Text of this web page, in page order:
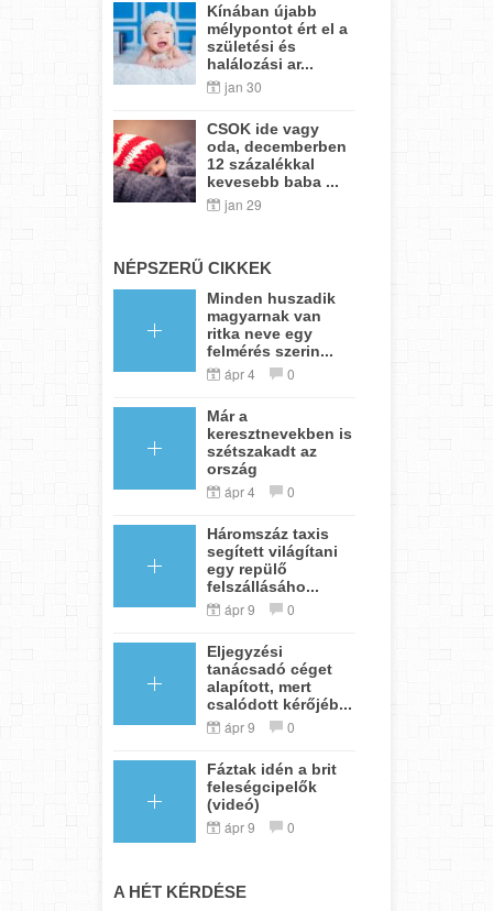
Kínában újabb
mélypontot ért el a
születési és
halálozási ar...
jan 30
CSOK ide vagy
oda, decemberben
12 százalékkal
kevesebb baba ...
jan 29
NÉPSZERŰ CIKKEK
Minden huszadik
magyarnak van
ritka neve egy
felmérés szerin...
ápr 4 0
Már a
keresztnevekben is
szétszakadt az
ország
ápr 4 0
Háromszáz taxis
segített világítani
egy repülő
felszállásáho...
ápr 9 0
Eljegyzési
tanácsadó céget
alapított, mert
csalódott kérőjéb...
ápr 9 0
Fáztak idén a brit
feleségcipelők
(videó)
ápr 9 0
A HÉT KÉRDÉSE